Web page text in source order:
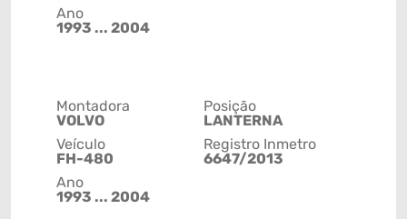
Ano
1993 ... 2004
Montadora
VOLVO
Veículo
FH-480
Ano
1993 ... 2004
Posição
LANTERNA
Registro Inmetro
6647/2013